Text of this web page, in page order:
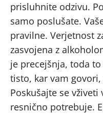
prisluhnite odzivu.
samo poslušate.
pravilne. Verjetnost
zasvojena z
je precejšnja, toda
tisto, kar vam
Poskušajte se
resnično potrebuje.